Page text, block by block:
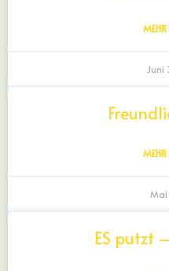
MEHR
Juni
MEHR
Mai
ES putzt